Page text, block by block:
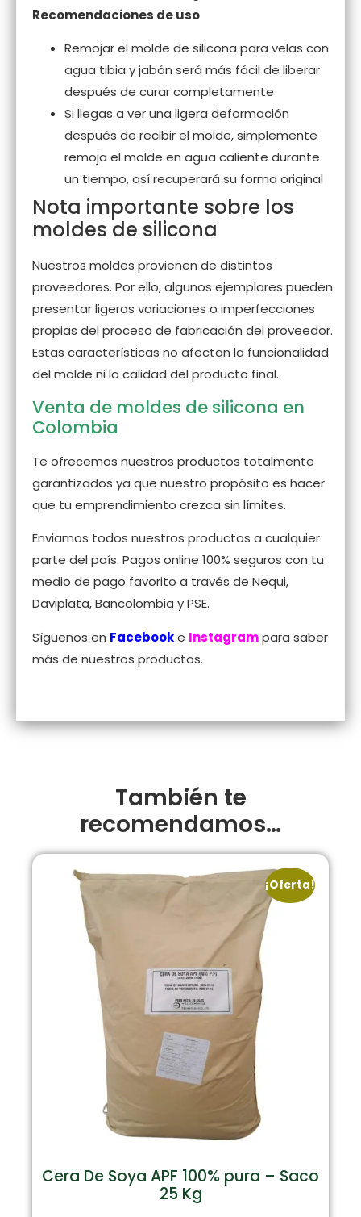
Recomendaciones de uso
Remojar el molde de silicona para velas con
agua tibia y jabón será más fácil de liberar
después de curar completamente
Si llegas a ver una ligera deformación
después de recibir el molde, simplemente
remoja el molde en agua caliente durante
un tiempo, así recuperará su forma original
Nota importante sobre los
moldes de silicona
Nuestros moldes provienen de distintos
proveedores. Por ello, algunos ejemplares pueden
presentar ligeras variaciones o imperfecciones
propias del proceso de fabricación del proveedor.
Estas características no afectan la funcionalidad
del molde ni la calidad del producto final.
Venta de moldes de silicona en
Colombia
Te ofrecemos nuestros productos totalmente
garantizados ya que nuestro propósito es hacer
que tu emprendimiento crezca sin límites.
Enviamos todos nuestros productos a cualquier
parte del país. Pagos online 100% seguros con tu
medio de pago favorito a través de Nequi,
Daviplata, Bancolombia y PSE.
Síguenos en Facebooke Instagrampara saber
más de nuestros productos.
También te
recomendamos…
¡Oferta!
Cera De Soya APF 100% pura – Saco
25 Kg